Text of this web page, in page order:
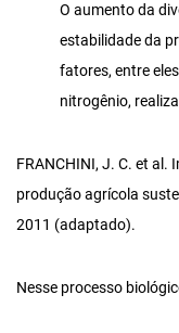
O aumento da
estabilidade da
fatores, entre
nitrogênio,
FRANCHINI, J. C. et
produção agrícola
2011 (adaptado).
Nesse processo